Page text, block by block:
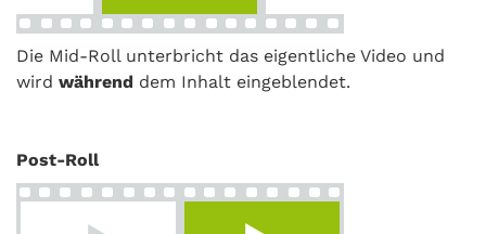
Die Mid-Roll unterbricht das eigentliche Video und
wird während dem Inhalt eingeblendet.
Post-Roll